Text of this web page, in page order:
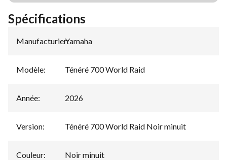
Spécifications
Manufacturier:
Yamaha
Modèle: Ténéré 700 World Raid
Année: 2026
Version: Ténéré 700 World Raid Noir minuit
Couleur: Noir minuit